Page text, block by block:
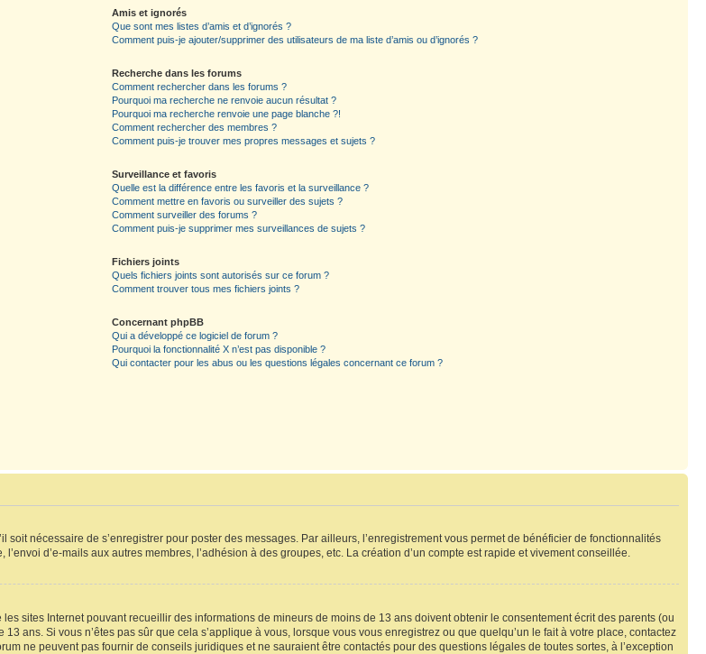
Amis et ignorés
Que sont mes listes d’amis et d’ignorés ?
Comment puis-je ajouter/supprimer des utilisateurs de ma liste d’amis ou d’ignorés ?
Recherche dans les forums
Comment rechercher dans les forums ?
Pourquoi ma recherche ne renvoie aucun résultat ?
Pourquoi ma recherche renvoie une page blanche ?!
Comment rechercher des membres ?
Comment puis-je trouver mes propres messages et sujets ?
Surveillance et favoris
Quelle est la différence entre les favoris et la surveillance ?
Comment mettre en favoris ou surveiller des sujets ?
Comment surveiller des forums ?
Comment puis-je supprimer mes surveillances de sujets ?
Fichiers joints
Quels fichiers joints sont autorisés sur ce forum ?
Comment trouver tous mes fichiers joints ?
Concernant phpBB
Qui a développé ce logiciel de forum ?
Pourquoi la fonctionnalité X n’est pas disponible ?
Qui contacter pour les abus ou les questions légales concernant ce forum ?
nécessaire de s’enregistrer pour poster des messages. Par ailleurs, l’enregistrement vous permet de bénéficier de fonctionnalités
d’e-mails aux autres membres, l’adhésion à des groupes, etc. La création d’un compte est rapide et vivement conseillée.
sites Internet pouvant recueillir des informations de mineurs de moins de 13 ans doivent obtenir le consentement écrit des parents (ou
ans. Si vous n’êtes pas sûr que cela s’applique à vous, lorsque vous vous enregistrez ou que quelqu’un le fait à votre place, contactez
ne peuvent pas fournir de conseils juridiques et ne sauraient être contactés pour des questions légales de toutes sortes, à l’exception